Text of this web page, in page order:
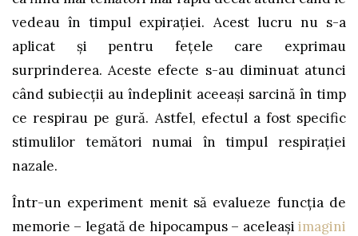
vedeau în timpul expiraţiei. Acest lucru nu s-a
aplicat şi pentru feţele care exprimau
surprinderea. Aceste efecte s-au diminuat atunci
când subiecţii au îndeplinit aceeaşi sarcină în timp
ce respirau pe gură. Astfel, efectul a fost specific
stimulilor temători numai în timpul respiraţiei
nazale.
Într-un experiment menit să evalueze funcţia de
memorie – legată de hipocampus – aceleaşi imagini